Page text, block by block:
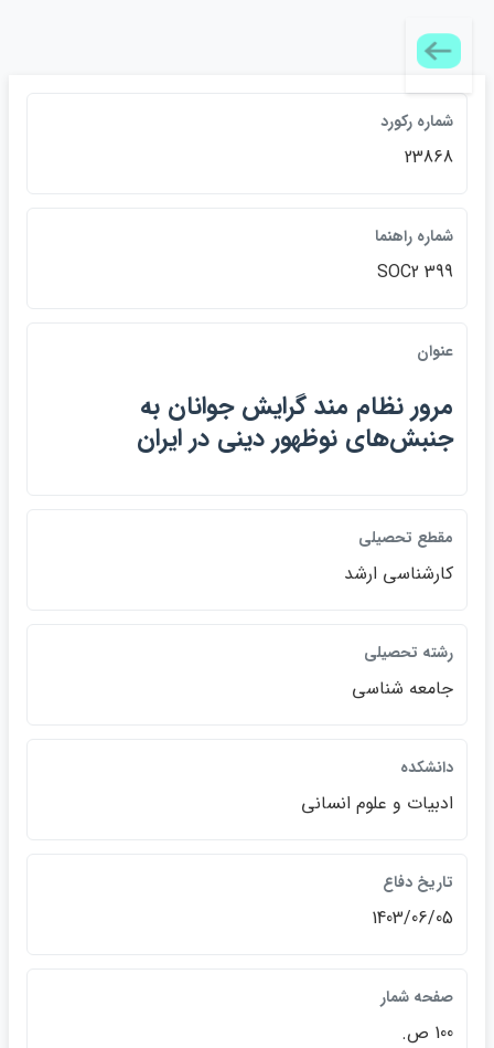
شماره ركورد
23868
شماره راهنما
SOC2 399
عنوان
مرور نظام مند گرايش جوانان به
جنبش‌هاي نوظهور ديني در ايران
مقطع تحصيلي
كارشناسي ارشد
رشته تحصيلي
جامعه شناسي
دانشكده
ادبيات و علوم انساني
تاريخ دفاع
1403/06/05
صفحه شمار
100 ص.